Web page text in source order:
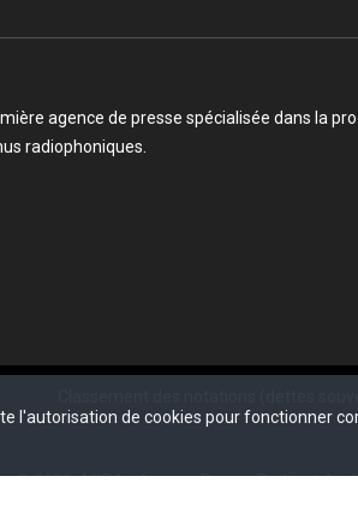
des notations (dettes souveraines)
l'autorisation de cookies pour fonctionner
agence de presse spécialisée dans la
radiophoniques.
© 2021, APRA - Agence Presse Radio et
l'autorisation de cookies pour fonctionner